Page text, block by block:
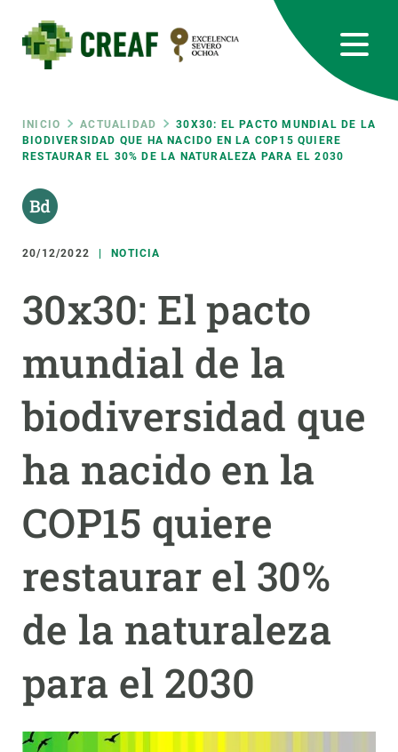
contenido
principal
Ruta
de
navegación
INICIO ACTUALIDAD
30X30: EL PACTO MUNDIAL DE LA
BIODIVERSIDAD QUE HA NACIDO EN LA COP15 QUIERE
RESTAURAR EL 30% DE LA NATURALEZA PARA EL 2030
20/12/2022 NOTICIA
30x30: El pacto
mundial de la
biodiversidad que
ha nacido en la
COP15 quiere
restaurar el 30%
de la naturaleza
para el 2030
RRSS
Featured
responsive
Responsive
menu
INVESTIGACIÓN
CIENCIA EN ACCIÓN
NOTICIAS Y AGENDA